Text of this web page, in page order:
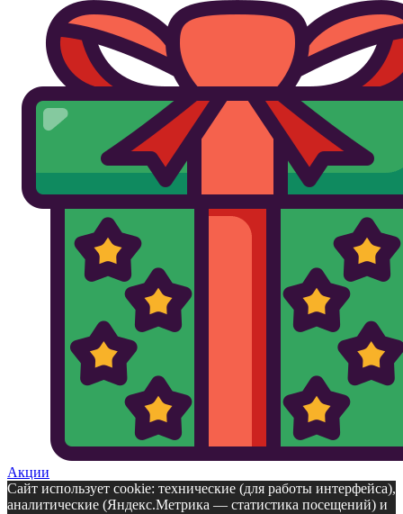
Акции
Сайт использует cookie: технические (для работы интерфейса),
аналитические (Яндекс.Метрика — статистика посещений) и